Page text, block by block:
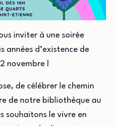
inviter à une soirée
années d’existence de
novembre !
de célébrer le chemin
de notre bibliothèque au
souhaitons le vivre en